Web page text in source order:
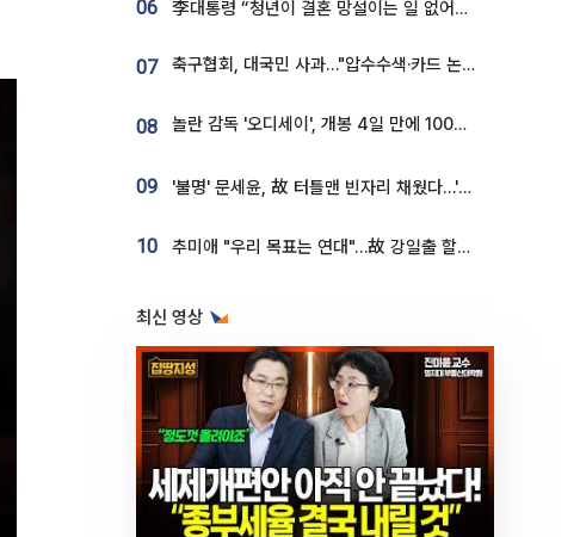
06 李대통령 “청년이 결혼 망설이는 일 없어야...제도상 불이익 조사”
07 축구협회, 대국민 사과…"압수수색·카드 논란 사죄, 강도 높은 쇄신"
08 놀란 감독 '오디세이', 개봉 4일 만에 100만 돌파⋯'왕사남' 보다 빠르다
09 '불명' 문세윤, 故 터틀맨 빈자리 채웠다…'거북이' 눈물의 최종 우승
10 추미애 "우리 목표는 연대"…故 강일출 할머니 흉상 제막
최신 영상